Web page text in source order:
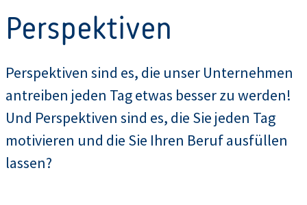
Perspektiven
Perspektiven sind es, die unser Unternehmen
antreiben jeden Tag etwas besser zu werden!
Und Perspektiven sind es, die Sie jeden Tag
motivieren und die Sie Ihren Beruf ausfüllen
lassen?